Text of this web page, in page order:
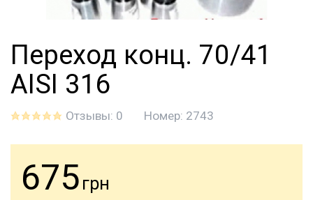
Переход конц. 70/41
AISI 316
Отзывы: 0 Номер: 2743
675 грн